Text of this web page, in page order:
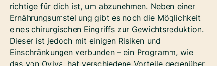
richtige für dich ist, um abzunehmen. Neben einer
Ernährungsumstellung gibt es noch die Möglichkeit
eines chirurgischen Eingriffs zur Gewichtsreduktion.
Dieser ist jedoch mit einigen Risiken und
Einschränkungen verbunden – ein Programm, wie
das von Oviva, hat verschiedene Vorteile gegenüber